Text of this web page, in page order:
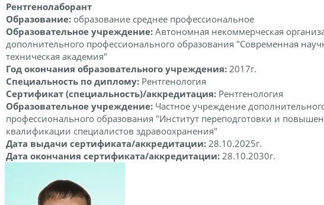
Рентгенолаборант
Образование: образование среднее профессиональное
Образовательное учреждение: Автономная некоммерческая
дополнительного профессионального образования "Современная
техническая академия"
Год окончания образовательного учреждения: 2017г.
Специальность по диплому: Рентгенология
Сертификат (специальность)/аккредитация: Рентгенология
Образовательное учреждение: Частное учреждение
профессионального образования "Институт переподготовки и
квалификации специалистов здравоохранения"
Дата выдачи сертификата/аккредитации: 28.10.2025г.
Дата окончания сертификата/аккредитации: 28.10.2030г.